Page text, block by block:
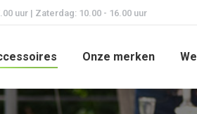
uur | Zaterdag: 10.00 - 16.00 uur
Onze merken